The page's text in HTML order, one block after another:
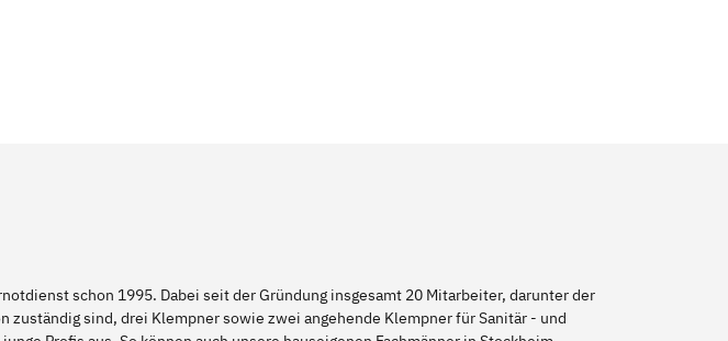
schon 1995. Dabei seit der Gründung insgesamt 20 Mitarbeiter, darunter der
sind, drei Klempner sowie zwei angehende Klempner für Sanitär - und